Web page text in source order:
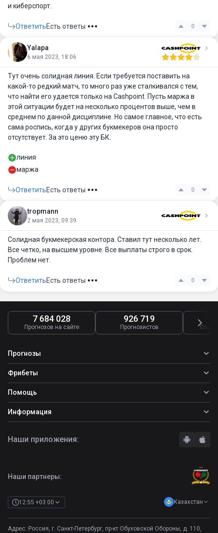
и киберспорт.
ОтветитьЕсть ответы 0
Yalapa
6 мая 2023, 18:06
Тут очень солидная линия. Если требуется поставить на
какой-то редкий матч, то много раз уже сталкивался с тем,
что найти его удается только на Cashpoint. Пусть маржа в
этой ситуации будет на несколько процентов выше, чем в
среднем по данной дисциплине. Но самое главное, что есть
сама роспись, когда у других букмекеров она просто
отсутствует. За это ценю эту БК.
линия
маржа
ОтветитьЕсть ответы 0
tropmann
2 мая 2023, 09:39
Солидная букмекерская контора. Ставил тут несколько лет.
Все четко, на высшем уровне. Все выплаты строго в срок.
Проблем нет.
ОтветитьЕсть ответы 0
7 684 028
Прогнозов на сайте
926 719
Прогнозистов
Прогнозы
Все прогнозы
Топ ставок
Прогнозы на футбол
Фрибеты
Фрибеты
Фрибет Ubet
Фрибет Фонбет
Фрибет Олимпбет
Помощь
Школа ставок
Вопросы и ответы
Информация
Правила
Наши партнеры:
12:55 +03:00 Казахстан
Адрес: Россия, г. Санкт-Петербург, пр-кт Обуховской Обороны, д. 110,
Наши приложения: